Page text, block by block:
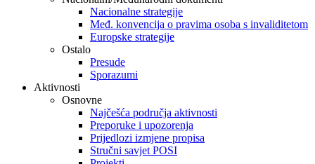
Nacionalne strategije
Međ. konvencija o pravima osoba s invaliditetom
Europske strategije
Ostalo
Presude
Sporazumi
Aktivnosti
Osnovne
Najčešća područja aktivnosti
Preporuke i upozorenja
Prijedlozi izmjene propisa
Stručni savjet POSI